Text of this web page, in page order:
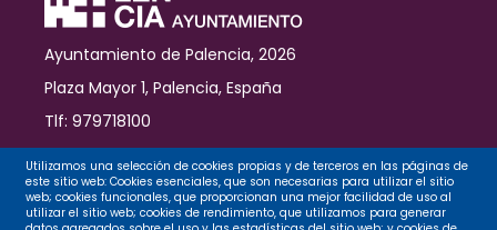
Ayuntamiento de Palencia, 2026
Plaza Mayor 1, Palencia, España
Tlf: 979718100
Contacto
Utilizamos una selección de cookies propias y de terceros en las páginas de
este sitio web: Cookies esenciales, que son necesarias para utilizar el sitio
web; cookies funcionales, que proporcionan una mejor facilidad de uso al
utilizar el sitio web; cookies de rendimiento, que utilizamos para generar